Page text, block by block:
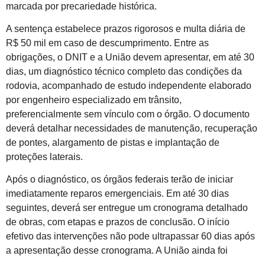
marcada por precariedade histórica.
A sentença estabelece prazos rigorosos e multa diária de
R$ 50 mil em caso de descumprimento. Entre as
obrigações, o DNIT e a União devem apresentar, em até 30
dias, um diagnóstico técnico completo das condições da
rodovia, acompanhado de estudo independente elaborado
por engenheiro especializado em trânsito,
preferencialmente sem vínculo com o órgão. O documento
deverá detalhar necessidades de manutenção, recuperação
de pontes, alargamento de pistas e implantação de
proteções laterais.
Após o diagnóstico, os órgãos federais terão de iniciar
imediatamente reparos emergenciais. Em até 30 dias
seguintes, deverá ser entregue um cronograma detalhado
de obras, com etapas e prazos de conclusão. O início
efetivo das intervenções não pode ultrapassar 60 dias após
a apresentação desse cronograma. A União ainda foi